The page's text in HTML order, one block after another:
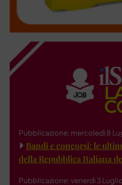
Pubblicazione: mercoledì 8
Bandi e concorsi: le
della Repubblica Italiana
Pubblicazione: venerdì 3